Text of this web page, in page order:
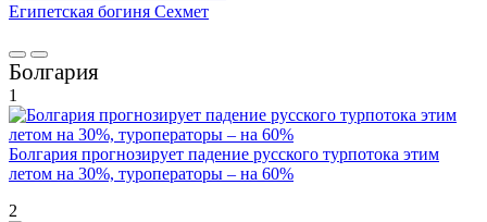
Египетская богиня Сехмет
Болгария
1
Болгария прогнозирует падение русского турпотока этим
летом на 30%, туроператоры – на 60%
2